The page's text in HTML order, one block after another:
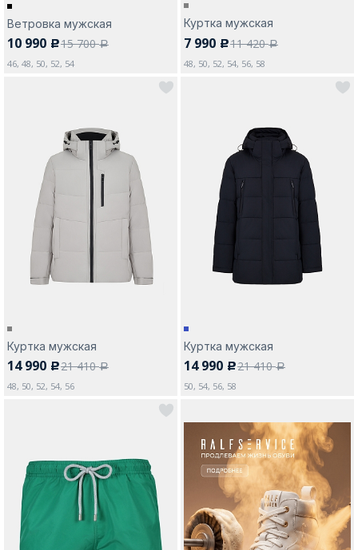
Ветровка мужская
10 990 c15 700a
46, 48, 50, 52, 54
Куртка мужская
7 990 c11 420a
48, 50, 52, 54, 56, 58
Куртка мужская
14 990 c21 410a
48, 50, 52, 54, 56
Куртка мужская
14 990 c21 410a
50, 54, 56, 58